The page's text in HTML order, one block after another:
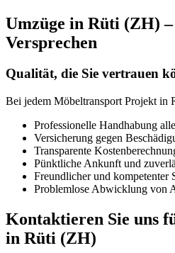
Umzüge in Rüti (ZH)
Versprechen
Qualität, die Sie vertrauen
Bei jedem Möbeltransport Projekt in
Professionelle Handhabung
Versicherung gegen
Transparente
Pünktliche Ankunft und
Freundlicher und kompetenter
Problemlose Abwicklung von
Kontaktieren Sie uns
in Rüti (ZH)